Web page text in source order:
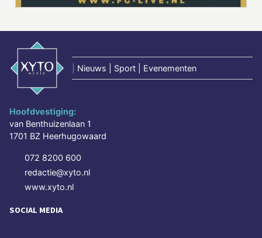
Nieuws | Sport | Evenementen
Hoofdvestiging:
van Benthuizenlaan 1
1701 BZ Heerhugowaard
072 8200 600
redactie@xyto.nl
www.xyto.nl
SOCIAL MEDIA